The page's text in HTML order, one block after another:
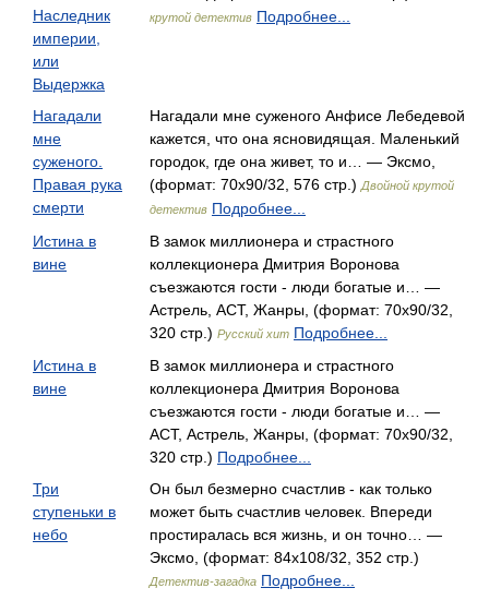
Наследник
империи,
или
Выдержка
крутой детектив Подробнее...
Нагадали
мне
суженого.
Правая рука
смерти
Нагадали мне суженого Анфисе Лебедевой
кажется, что она ясновидящая. Маленький
городок, где она живет, то и… — Эксмо,
(формат: 70x90/32, 576 стр.) Двойной крутой
детектив Подробнее...
Истина в
вине
В замок миллионера и страстного
коллекционера Дмитрия Воронова
съезжаются гости - люди богатые и… —
Астрель, АСТ, Жанры, (формат: 70x90/32,
320 стр.) Русский хит Подробнее...
Истина в
вине
В замок миллионера и страстного
коллекционера Дмитрия Воронова
съезжаются гости - люди богатые и… —
АСТ, Астрель, Жанры, (формат: 70x90/32,
320 стр.) Подробнее...
Три
ступеньки в
небо
Он был безмерно счастлив - как только
может быть счастлив человек. Впереди
простиралась вся жизнь, и он точно… —
Эксмо, (формат: 84x108/32, 352 стр.)
Детектив-загадка Подробнее...